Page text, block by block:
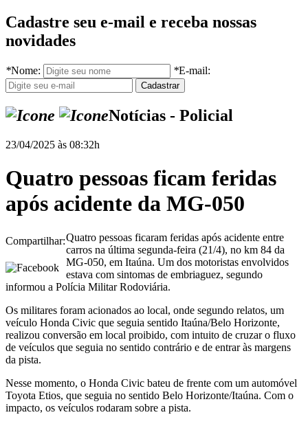
Cadastre seu e-mail e receba nossas
novidades
*Nome: *E-mail:
Notícias - Policial
23/04/2025 às 08:32h
Quatro pessoas ficam feridas
após acidente da MG-050
Compartilhar:Quatro pessoas ficaram feridas após acidente entre
carros na última segunda-feira (21/4), no km 84 da
MG-050, em Itaúna. Um dos motoristas envolvidos
estava com sintomas de embriaguez, segundo
informou a Polícia Militar Rodoviária.
Os militares foram acionados ao local, onde segundo relatos, um
veículo Honda Civic que seguia sentido Itaúna/Belo Horizonte,
realizou conversão em local proibido, com intuito de cruzar o fluxo
de veículos que seguia no sentido contrário e de entrar às margens
da pista.
Nesse momento, o Honda Civic bateu de frente com um automóvel
Toyota Etios, que seguia no sentido Belo Horizonte/Itaúna. Com o
impacto, os veículos rodaram sobre a pista.